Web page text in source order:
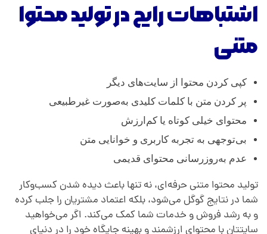
اشتباهات رایج در تولید محتوا
متنی
کپی کردن محتوا از سایت‌های دیگر
پر کردن متن با کلمات کلیدی به‌صورت غیرطبیعی
محتوای خیلی کوتاه یا کم‌ارزش
بی‌توجهی به تجربه کاربری و خوانایی متن
عدم به‌روزرسانی محتوای قدیمی
تولید محتوا متنی حرفه‌ای، نه تنها باعث دیده شدن کسب‌وکار
شما در نتایج گوگل می‌شود، بلکه اعتماد مشتریان را جلب کرده
و به رشد فروش و خدمات شما کمک می‌کند. اگر می‌خواهید
سایتتان با محتوای ارزشمند و بهینه جایگاه خود را در دنیای